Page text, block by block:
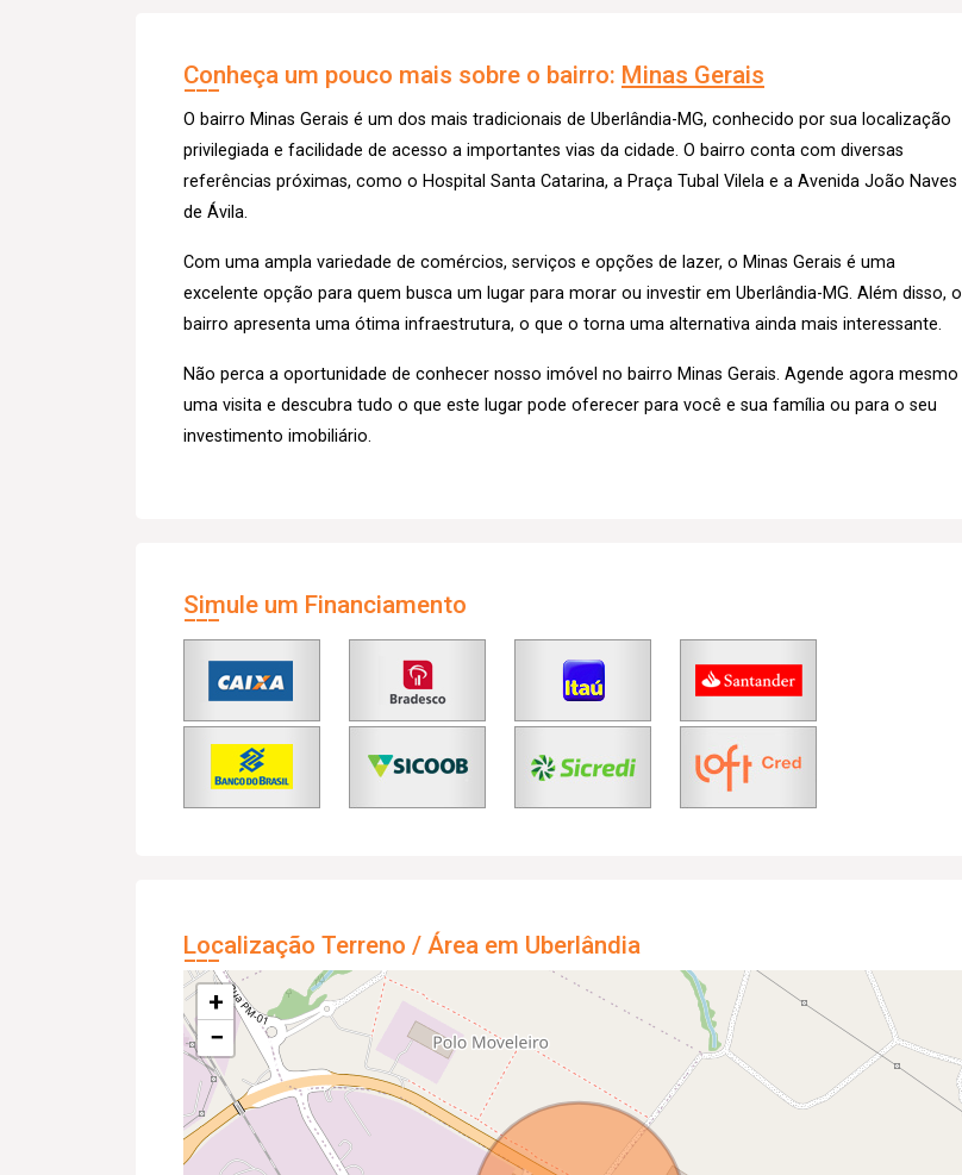
Conheça um pouco mais sobre o bairro: Minas Gerais
O bairro Minas Gerais é um dos mais tradicionais de Uberlândia-MG, conhecido por sua localização
privilegiada e facilidade de acesso a importantes vias da cidade. O bairro conta com diversas
referências próximas, como o Hospital Santa Catarina, a Praça Tubal Vilela e a Avenida João Naves
de Ávila.
Com uma ampla variedade de comércios, serviços e opções de lazer, o Minas Gerais é uma
excelente opção para quem busca um lugar para morar ou investir em Uberlândia-MG. Além disso, o
bairro apresenta uma ótima infraestrutura, o que o torna uma alternativa ainda mais interessante.
Não perca a oportunidade de conhecer nosso imóvel no bairro Minas Gerais. Agende agora mesmo
uma visita e descubra tudo o que este lugar pode oferecer para você e sua família ou para o seu
investimento imobiliário.
Simule um Financiamento
Localização Terreno / Área em Uberlândia
+
−